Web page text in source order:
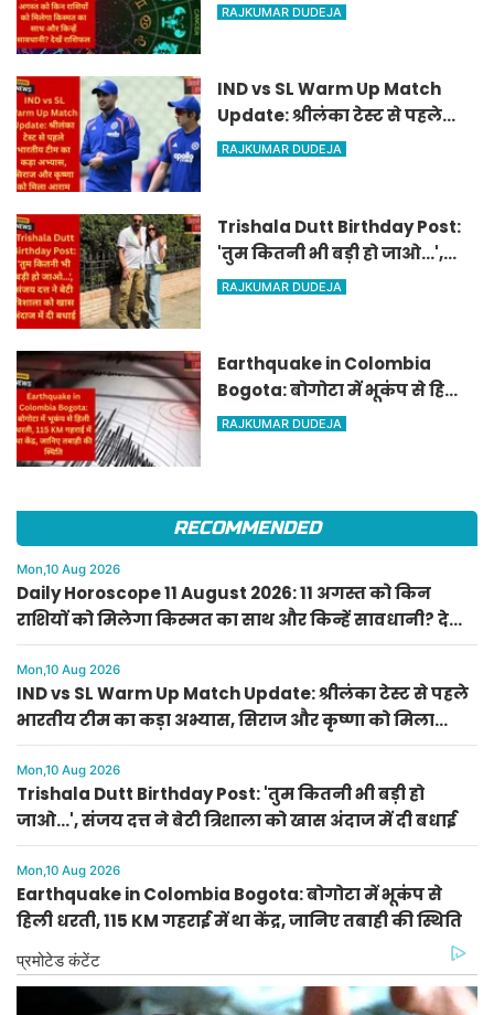
को मिलेगा किस्मत का साथ और
RAJKUMAR DUDEJA
IND vs SL Warm Up Match
Update: श्रीलंका टेस्ट से पहले
भारतीय टीम का कड़ा अभ्यास,
RAJKUMAR DUDEJA
Trishala Dutt Birthday Post:
'तुम कितनी भी बड़ी हो जाओ...',
संजय दत्त ने बेटी त्रिशाला को खास
RAJKUMAR DUDEJA
Earthquake in Colombia
Bogota: बोगोटा में भूकंप से हिली
धरती, 115 KM गहराई में था केंद्र,
RAJKUMAR DUDEJA
RECOMMENDED
Mon,10 Aug 2026
Daily Horoscope 11 August 2026: 11 अगस्त को किन
राशियों को मिलेगा किस्मत का साथ और किन्हें सावधानी? देखें
राशिफल
Mon,10 Aug 2026
IND vs SL Warm Up Match Update: श्रीलंका टेस्ट से पहले
भारतीय टीम का कड़ा अभ्यास, सिराज और कृष्णा को मिला
आराम
Mon,10 Aug 2026
Trishala Dutt Birthday Post: 'तुम कितनी भी बड़ी हो
जाओ...', संजय दत्त ने बेटी त्रिशाला को खास अंदाज में दी बधाई
Mon,10 Aug 2026
Earthquake in Colombia Bogota: बोगोटा में भूकंप से
हिली धरती, 115 KM गहराई में था केंद्र, जानिए तबाही की स्थिति